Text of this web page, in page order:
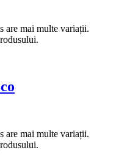
are mai multe variații.
are mai multe variații.